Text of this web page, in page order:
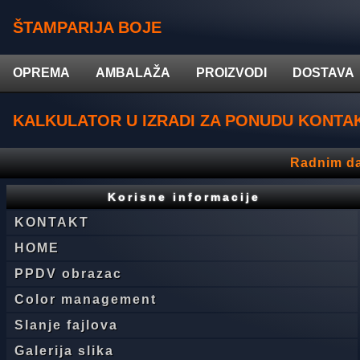
ŠTAMPARIJA BOJE
OPREMA AMBALAŽA PROIZVODI DOSTAVA
KALKULATOR U IZRADI ZA PONUDU
Radnim
Korisne informacije
KONTAKT
HOME
PPDV obrazac
Color management
Slanje fajlova
Galerija slika